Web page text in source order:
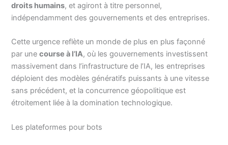
droits humains, et agiront à titre personnel,
indépendamment des gouvernements et des entreprises.
Cette urgence reflète un monde de plus en plus façonné
par unecourse à l’IA, où les gouvernements investissent
massivement dans l’infrastructure de l’IA, les entreprises
déploient des modèles génératifs puissants à une vitesse
sans précédent, et la concurrence géopolitique est
étroitement liée à la domination technologique.
Les plateformes pour bots